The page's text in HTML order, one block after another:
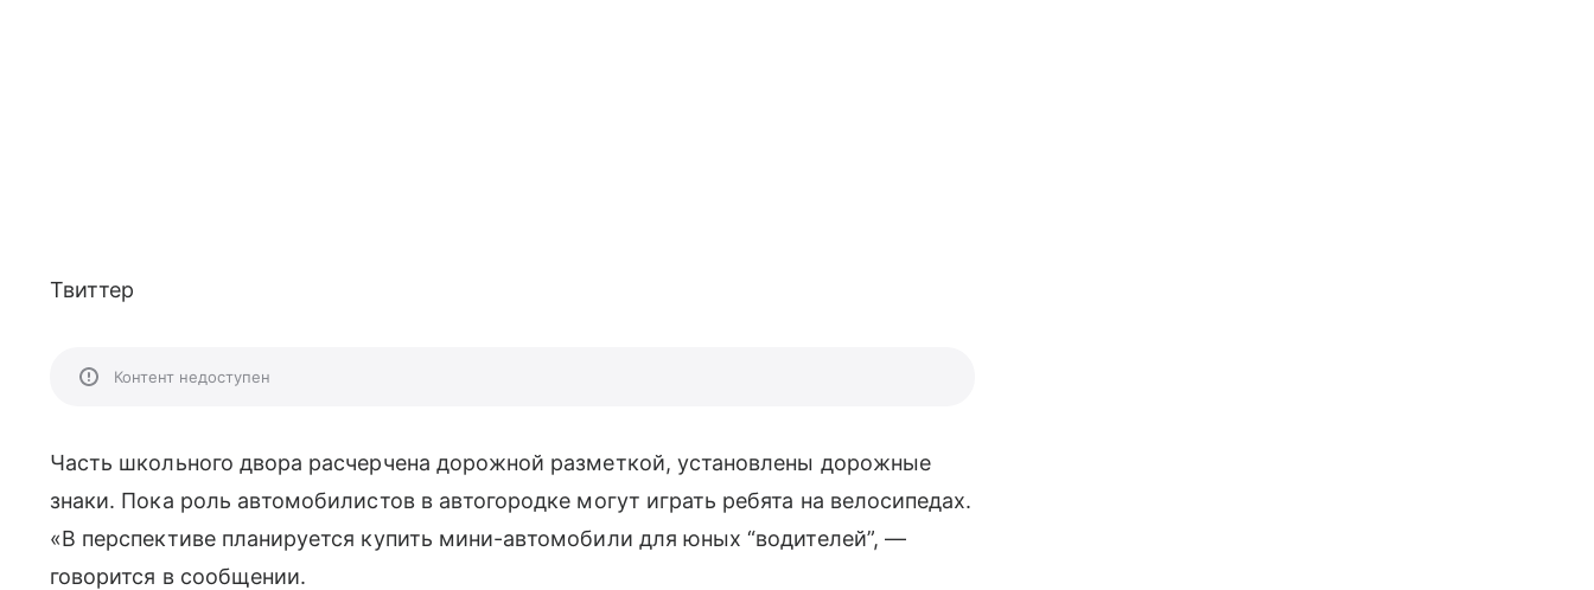
Твиттер
Контент недоступен
Часть школьного двора расчерчена дорожной разметкой, установлены дорожные
знаки. Пока роль автомобилистов в автогородке могут играть ребята на велосипедах.
«В перспективе планируется купить мини-автомобили для юных “водителей”, —
говорится в сообщении.